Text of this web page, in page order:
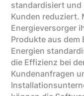
standardisiert und
Kunden reduziert.
Energieversorger
Produkte aus dem
Energien
die Effizienz bei
Kundenanfragen